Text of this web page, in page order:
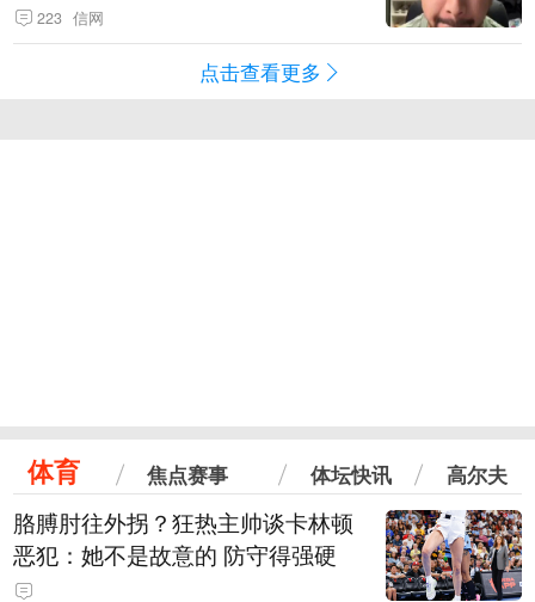
223 信网
点击查看更多
体育 焦点赛事 体坛快讯 高尔夫
胳膊肘往外拐？狂热主帅谈卡林顿
恶犯：她不是故意的 防守得强硬